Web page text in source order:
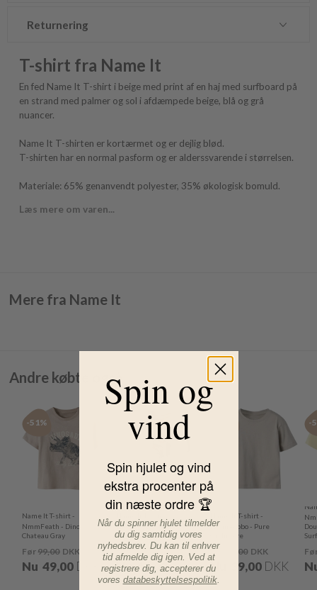
Returnering
T-shirt fra Name It
En fed Name It T-shirt i beige med print af en haj med surfboard på
en strand med palmer og sol i afdæmpede beige, blå og grå
nuancer.
Name It T-shirten er kortærmet og er dejlig blød.
T-shirten har en normal pasform og er alderssvarende i størrelsen.
Materiale: 65% genanvendt polyester, 35% økologisk bomuld.
Læs mere om varen...
Mere fra Name It
Andre købte også
-51%
Name It T-shirt -
NmmFeath - Dino -
Chateau Gray
Før 99,00DKK
Nu49,00 DKK
-51%
NmmFopz -
Chateau Gray
Før89,00DKK
Nu44,00DKK
Name It T-shirt -
NmmVobbo - Pure
Cashmere
Før 79,00 DKK
Nu 39,00 DKK
-
Surf
Spin og
vind
Spin hjulet og vind
ekstra procenter på
din næste ordre 🏆
Når du spinner hjulet tilmelder
du dig samtidig vores
nyhedsbrev. Du kan til enhver
tid afmelde dig igen. Ved at
registrere dig, accepterer du
vores databeskyttelsespolitik.